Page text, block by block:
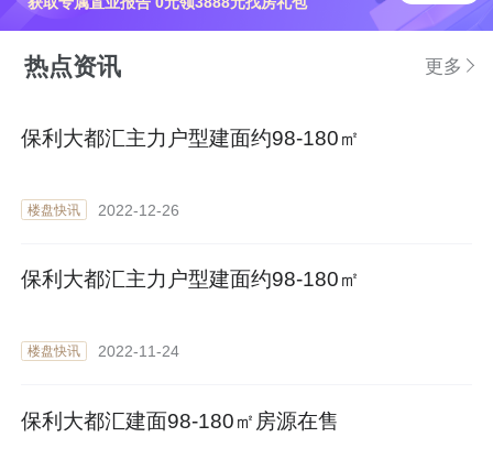
热点资讯 更多
保利大都汇主力户型建面约98-180㎡
楼盘快讯 2022-12-26
保利大都汇主力户型建面约98-180㎡
楼盘快讯 2022-11-24
保利大都汇建面98-180㎡房源在售